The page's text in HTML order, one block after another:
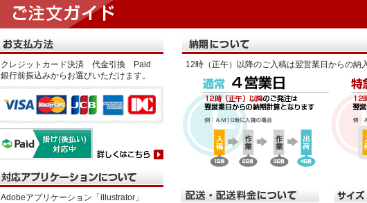
クレジットカード決済 代金引換 Paid
銀行前振込みからお選びいただけます。
12時（正午）以降のご入稿は翌営業日からの納
Adobeアプリケーション「illustrator」